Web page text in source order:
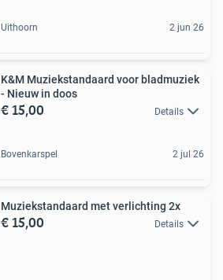
Uithoorn 2 jun 26
K&M Muziekstandaard voor bladmuziek
- Nieuw in doos
€ 15,00 Details
Bovenkarspel 2 jul 26
Muziekstandaard met verlichting 2x
€ 15,00 Details